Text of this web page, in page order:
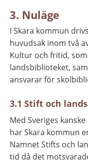
3. Nuläge
I Skara kommun
huvudsak inom två
Kultur och fritid,
landsbiblioteket,
ansvarar för
3.1 Stift och
Med Sveriges
har Skara kommun
Namnet Stifts och
tid då det